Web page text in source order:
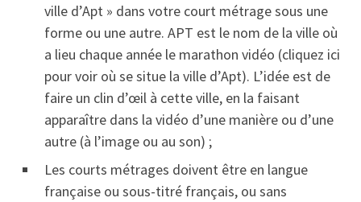
ville d’Apt » dans votre court métrage sous une
forme ou une autre. APT est le nom de la ville où
a lieu chaque année le marathon vidéo (cliquez ici
pour voir où se situe la ville d’Apt). L’idée est de
faire un clin d’œil à cette ville, en la faisant
apparaître dans la vidéo d’une manière ou d’une
autre (à l’image ou au son) ;
Les courts métrages doivent être en langue
française ou sous-titré français, ou sans